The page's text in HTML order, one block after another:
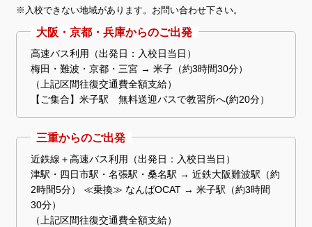
※入校できない地域があります。お問い合わせ下さい。
大阪・京都・兵庫からのご出発
高速バス利用（出発日：入校日当日）
梅田・難波・京都・三宮 → 米子（約3時間30分）
（上記区間往復交通費全額支給）
【ご集合】米子駅 無料送迎バスで教習所へ(約20分）
三重からのご出発
近鉄線＋高速バス利用（出発日：入校日当日）
津駅・四日市駅・名張駅・桑名駅 → 近鉄大阪難波駅（約
2時間5分） ≪乗換≫ なんばOCAT → 米子駅（約3時間
30分）
（上記区間往復交通費全額支給）